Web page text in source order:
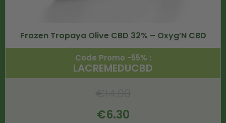
Frozen Tropaya Olive CBD 32% – Oxyg’N CBD
Code Promo -55% :
LACREMEDUCBD
€6.30